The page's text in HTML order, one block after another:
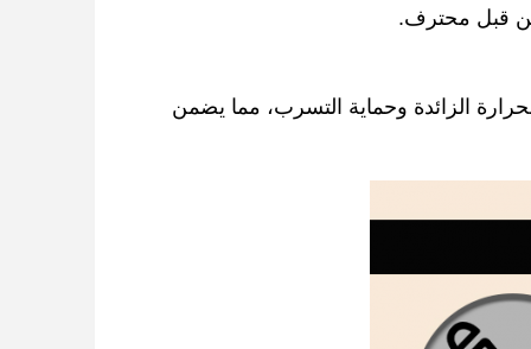
من قبل محترف.
الزائدة وحماية التسرب، مما يضمن